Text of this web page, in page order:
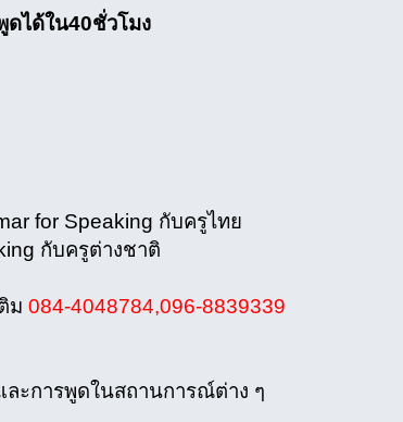
ได้ใน40ชั่วโมง
for Speaking กับครูไทย
กับครูต่างชาติ
ม 084-4048784,096-8839339
ละการพูดในสถานการณ์ต่าง ๆ